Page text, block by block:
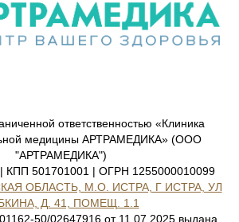
ответственностью «Клиника
медицины АРТРАМЕДИКА» (ООО
"АРТРАМЕДИКА")
КПП 501701001 | ОГРН 1255000010099
ОБЛАСТЬ, М.О. ИСТРА, Г ИСТРА, УЛ
Д. 41, ПОМЕЩ. 1.1
50/02647916 от 11.07.2025 выдана